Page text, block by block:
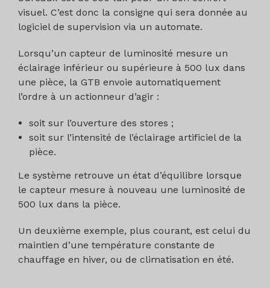
visuel. C’est donc la consigne qui sera donnée au
logiciel de supervision via un automate.
Lorsqu’un capteur de luminosité mesure un
éclairage inférieur ou supérieure à 500 lux dans
une pièce, la GTB envoie automatiquement
l’ordre à un actionneur d’agir :
soit sur l’ouverture des stores ;
soit sur l’intensité de l’éclairage artificiel de la
pièce.
Le système retrouve un état d’équilibre lorsque
le capteur mesure à nouveau une luminosité de
500 lux dans la pièce.
Un deuxième exemple, plus courant, est celui du
maintien d’une température constante de
chauffage en hiver, ou de climatisation en été.